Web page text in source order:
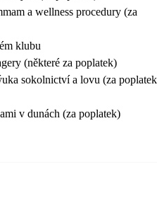
a wellness procedury (za
klubu
(některé za poplatek)
sokolnictví a lovu (za
v dunách (za poplatek)